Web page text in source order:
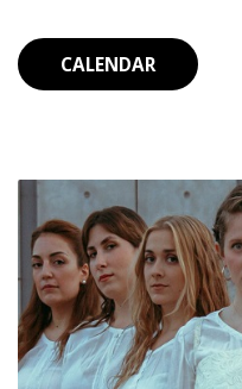
CALENDAR